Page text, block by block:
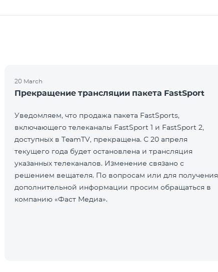
20 March
Прекращение трансляции пакета FastSport
Уведомляем, что продажа пакета FastSports,
включающего телеканалы FastSport 1 и FastSport 2,
доступных в TeamTV, прекращена. С 20 апреля
текущего года будет остановлена и трансляция
указанных телеканалов. Изменение связано с
решением вещателя. По вопросам или для получения
дополнительной информации просим обращаться в
компанию «Фаст Медиа».